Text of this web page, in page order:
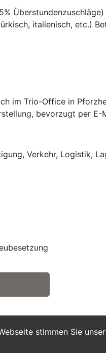
stimmen Sie
Überstundenzuschläge)
italienisch, etc.)
im Trio-Office in
bevorzugt per E-
Verkehr, Logistik,